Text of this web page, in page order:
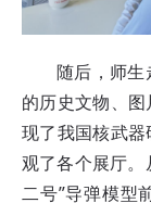
随后，师
的历史文物、
现了我国核武
观了各个展厅。
二号”导弹模型